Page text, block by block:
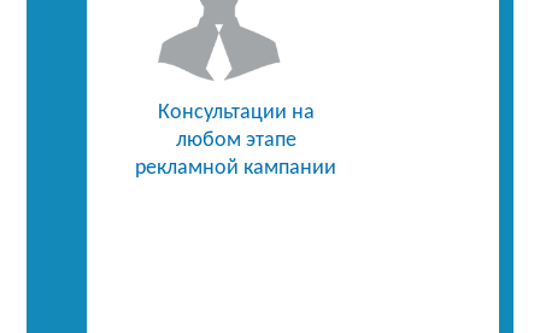
Консультации на
любом этапе
рекламной кампании